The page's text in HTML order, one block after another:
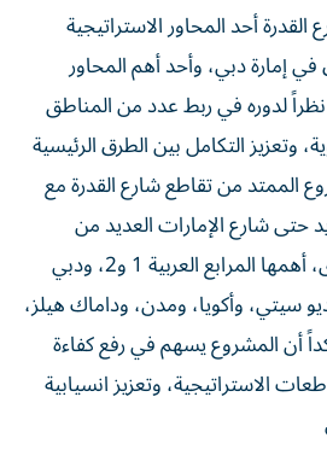
أحد المحاور الاستراتيجية
إمارة دبي، وأحد أهم المحاور
لدوره في ربط عدد من المناطق
وتعزيز التكامل بين الطرق الرئيسية
الممتد من تقاطع شارع القدرة مع
حتى شارع الإمارات العديد من
المناطق التطويرية الكبرى، أهمها المرابع العربية 1 و2، ودبي
سيتي، وأكويا، ومدن، وداماك هيلز،
أن المشروع يسهم في رفع كفاءة
الاستراتيجية، وتعزيز انسيابية